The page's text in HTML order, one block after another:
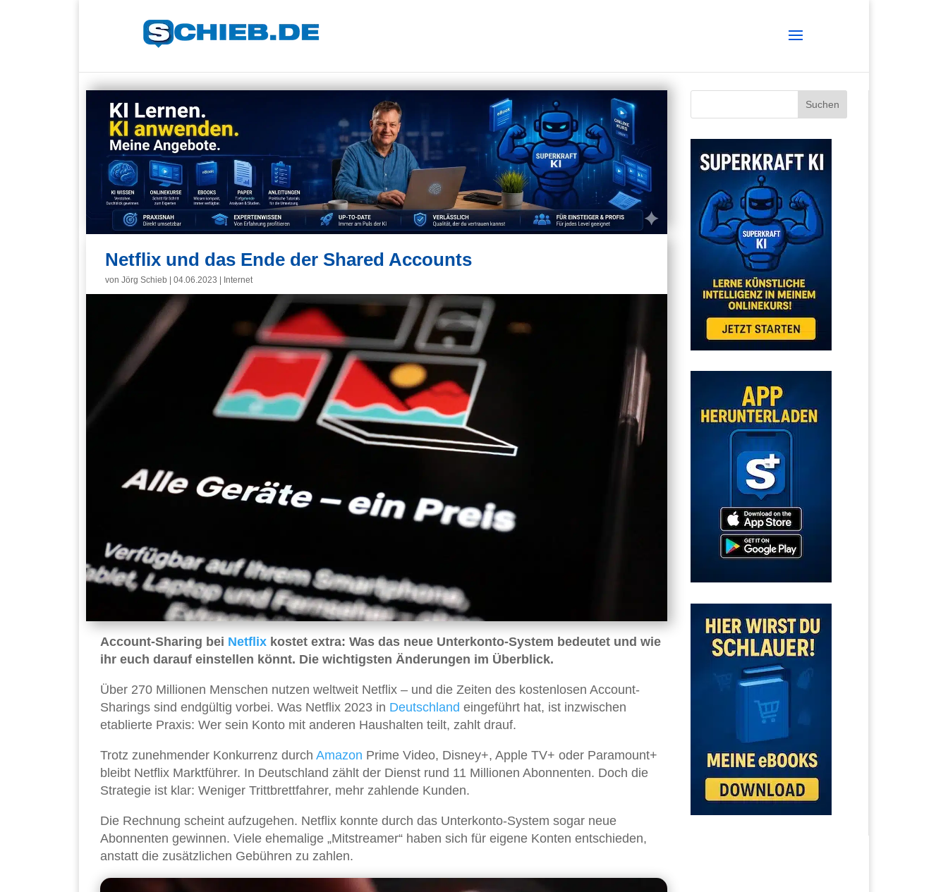
Netflix und das Ende der Shared Accounts
von Jörg Schieb 04.06.2023 Internet
Account-Sharing bei Netflix kostet extra: Was das neue Unterkonto-System bedeutet und wie
ihr euch darauf einstellen könnt. Die wichtigsten Änderungen im Überblick.
Über 270 Millionen Menschen nutzen weltweit Netflix – und die Zeiten des kostenlosen Account-
Sharings sind endgültig vorbei. Was Netflix 2023 in Deutschland eingeführt hat, ist inzwischen
etablierte Praxis: Wer sein Konto mit anderen Haushalten teilt, zahlt drauf.
Trotz zunehmender Konkurrenz durch Amazon Prime Video, Disney+, Apple TV+ oder Paramount+
bleibt Netflix Marktführer. In Deutschland zählt der Dienst rund 11 Millionen Abonnenten. Doch die
Strategie ist klar: Weniger Trittbrettfahrer, mehr zahlende Kunden.
Die Rechnung scheint aufzugehen. Netflix konnte durch das Unterkonto-System sogar neue
Abonnenten gewinnen. Viele ehemalige „Mitstreamer“ haben sich für eigene Konten entschieden,
anstatt die zusätzlichen Gebühren zu zahlen.